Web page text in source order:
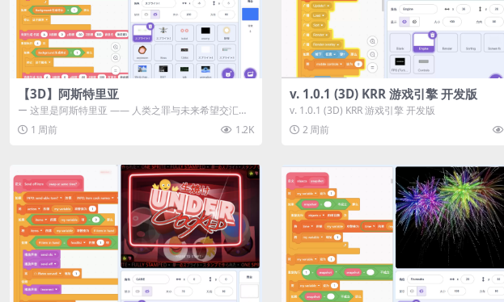
【3D】阿斯特里亚
ー 这里是阿斯特里亚 —— 人类之罪与未来希望交汇之
地 📖 游戏简介 《阿斯特里...
1 周前 1.2K
v. 1.0.1 (3D) KRR 游戏引擎 开发版
v. 1.0.1 (3D) KRR 游戏引擎 开发版
2 周前